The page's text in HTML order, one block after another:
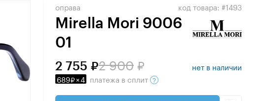
оправа
Mirella Mori 9006
01
код товара: #1493
2 900
2 755
689 ×4 платежа в сплит
нет в наличии